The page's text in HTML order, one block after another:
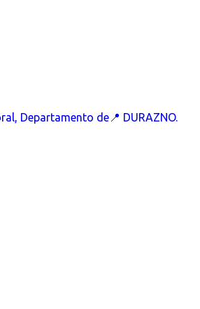
Departamento de📍 DURAZNO.